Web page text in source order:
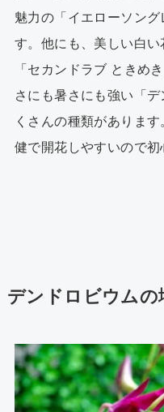
魅力の「イエローソン
す。他にも、美しい白
「セカンドラブ ときめ
さにも暑さにも強い「
くさんの種類がありま
健で開花しやすいので初
デンドロビウムの